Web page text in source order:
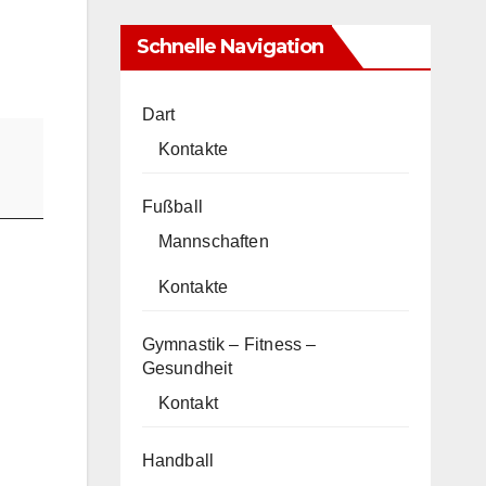
Schnelle Navigation
Dart
Kontakte
Fußball
Mannschaften
Kontakte
Gymnastik – Fitness –
Gesundheit
Kontakt
Handball